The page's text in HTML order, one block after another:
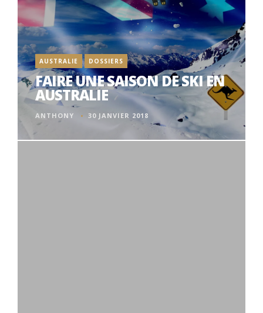
AUSTRALIE DOSSIERS
FAIRE UNE SAISON DE SKI EN
AUSTRALIE
ANTHONY 30 JANVIER 2018